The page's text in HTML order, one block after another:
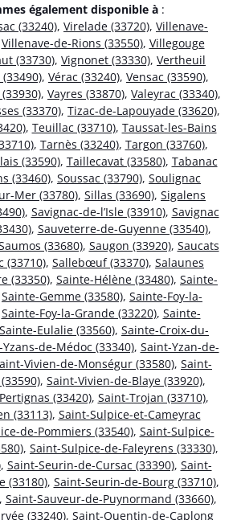
également disponible à :
(33240), Virelade (33720), Villenave-
Villenave-de-Rions (33550), Villegouge
(33730), Vignonet (33330), Vertheuil
, Vérac (33240), Vensac (33590),
, Vayres (33870), Valeyrac (33340),
(33370), Tizac-de-Lapouyade (33620),
, Teuillac (33710), Taussat-les-Bains
, Tarnès (33240), Targon (33760),
(33590), Taillecavat (33580), Tabanac
(33460), Soussac (33790), Soulignac
Mer (33780), Sillas (33690), Sigalens
, Savignac-de-l’Isle (33910), Savignac
, Sauveterre-de-Guyenne (33540),
(33680), Saugon (33920), Saucats
(33710), Sallebœuf (33370), Salaunes
(33350), Sainte-Hélène (33480), Sainte-
Sainte-Gemme (33580), Sainte-Foy-la-
Sainte-Foy-la-Grande (33220), Sainte-
Sainte-Eulalie (33560), Sainte-Croix-du-
de-Médoc (33340), Saint-Yzan-de-
Vivien-de-Monségur (33580), Saint-
, Saint-Vivien-de-Blaye (33920),
(33420), Saint-Trojan (33710),
(33113), Saint-Sulpice-et-Cameyrac
de-Pommiers (33540), Saint-Sulpice-
, Saint-Sulpice-de-Faleyrens (33330),
, Saint-Seurin-de-Cursac (33390), Saint-
(33180), Saint-Seurin-de-Bourg (33710),
Saint-Sauveur-de-Puynormand (33660),
(33240), Saint-Quentin-de-Caplong